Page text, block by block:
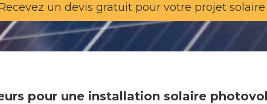
un devis gratuit pour votre projet solaire
pour une installation solaire